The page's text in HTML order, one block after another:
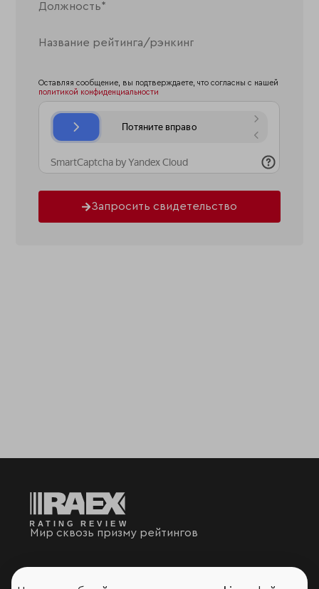
Оставляя сообщение, вы подтверждаете, что согласны с нашей
политикой конфиденциальности
Запросить свидетельство
Мир сквозь призму рейтингов